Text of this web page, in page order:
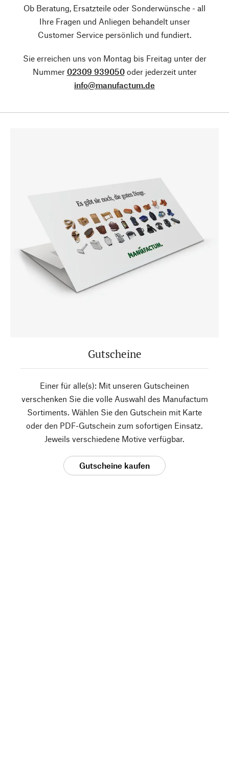
Ob Beratung, Ersatzteile oder Sonderwünsche - all
Ihre Fragen und Anliegen behandelt unser
Customer Service persönlich und fundiert.
Sie erreichen uns von Montag bis Freitag unter der
Nummer 02309 939050oder jederzeit unter
info@manufactum.de
Gutscheine
Einer für alle(s): Mit unseren Gutscheinen
verschenken Sie die volle Auswahl des Manufactum
Sortiments. Wählen Sie den Gutschein mit Karte
oder den PDF-Gutschein zum sofortigen Einsatz.
Jeweils verschiedene Motive verfügbar.
Gutscheine kaufen